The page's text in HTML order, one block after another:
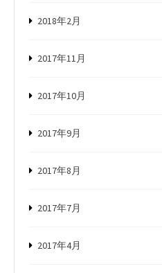
2018年2月
2017年11月
2017年10月
2017年9月
2017年8月
2017年7月
2017年4月